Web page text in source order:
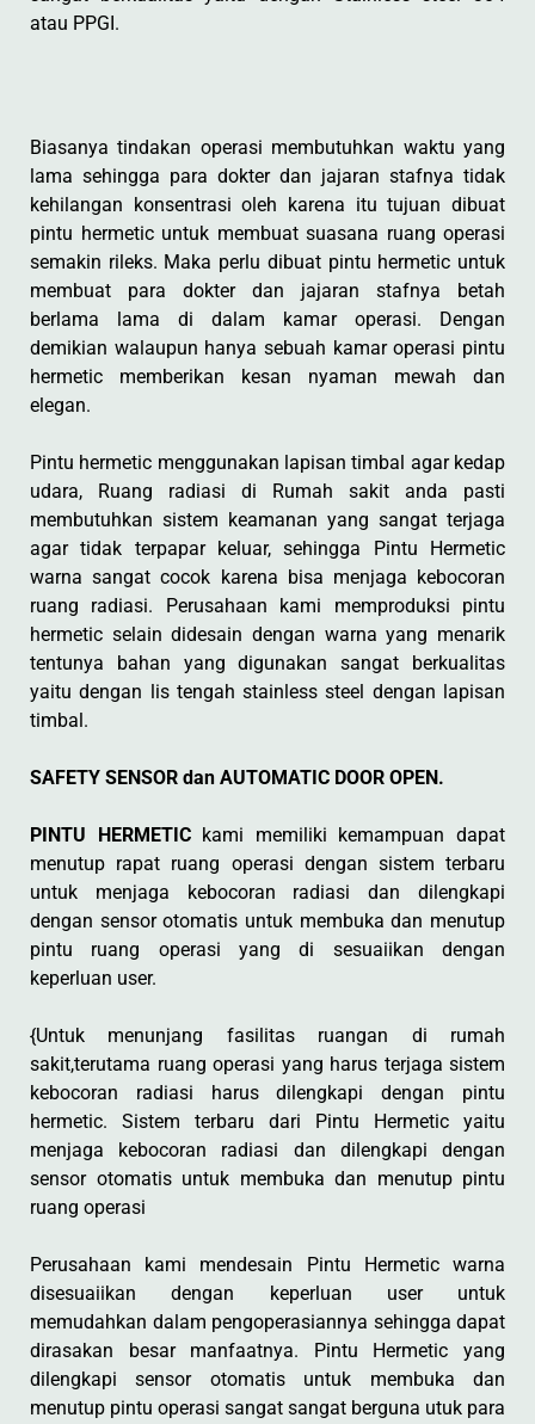
atau PPGI.
Biasanya tindakan operasi membutuhkan waktu yang
lama sehingga para dokter dan jajaran stafnya tidak
kehilangan konsentrasi oleh karena itu tujuan dibuat
pintu hermetic untuk membuat suasana ruang operasi
semakin rileks. Maka perlu dibuat pintu hermetic untuk
membuat para dokter dan jajaran stafnya betah
berlama lama di dalam kamar operasi. Dengan
demikian walaupun hanya sebuah kamar operasi pintu
hermetic memberikan kesan nyaman mewah dan
elegan.
Pintu hermetic menggunakan lapisan timbal agar kedap
udara, Ruang radiasi di Rumah sakit anda pasti
membutuhkan sistem keamanan yang sangat terjaga
agar tidak terpapar keluar, sehingga Pintu Hermetic
warna sangat cocok karena bisa menjaga kebocoran
ruang radiasi. Perusahaan kami memproduksi pintu
hermetic selain didesain dengan warna yang menarik
tentunya bahan yang digunakan sangat berkualitas
yaitu dengan lis tengah stainless steel dengan lapisan
timbal.
SAFETY SENSOR dan AUTOMATIC DOOR OPEN.
PINTU HERMETICkami memiliki kemampuan dapat
menutup rapat ruang operasi dengan sistem terbaru
untuk menjaga kebocoran radiasi dan dilengkapi
dengan sensor otomatis untuk membuka dan menutup
pintu ruang operasi yang di sesuaiikan dengan
keperluan user.
{Untuk menunjang fasilitas ruangan di rumah
sakit,terutama ruang operasi yang harus terjaga sistem
kebocoran radiasi harus dilengkapi dengan pintu
hermetic. Sistem terbaru dari Pintu Hermetic yaitu
menjaga kebocoran radiasi dan dilengkapi dengan
sensor otomatis untuk membuka dan menutup pintu
ruang operasi
Perusahaan kami mendesain Pintu Hermetic warna
disesuaiikan dengan keperluan user untuk
memudahkan dalam pengoperasiannya sehingga dapat
dirasakan besar manfaatnya. Pintu Hermetic yang
dilengkapi sensor otomatis untuk membuka dan
menutup pintu operasi sangat sangat berguna utuk para